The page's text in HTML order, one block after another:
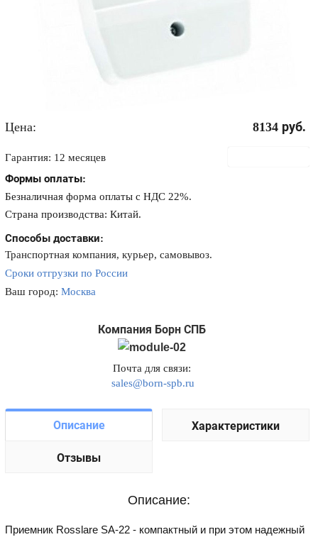
Цена: 8134 руб.
Гарантия: 12 месяцев
Формы оплаты:
Безналичная форма оплаты с НДС 22%.
Страна производства: Китай.
Способы доставки:
Транспортная компания, курьер, самовывоз.
Сроки отгрузки по России
Ваш город:Москва
Компания Борн СПБ
Почта для связи:
sales@born-spb.ru
Описание Характеристики
Отзывы
Описание:
Приемник Rosslare SA-22 - компактный и при этом надежный